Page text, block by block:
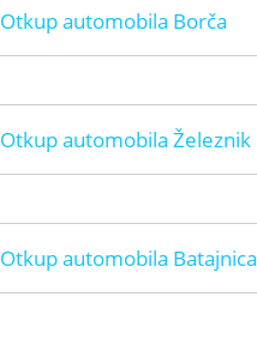
Otkup automobila Borča
Otkup automobila Železnik
Otkup automobila Batajnica